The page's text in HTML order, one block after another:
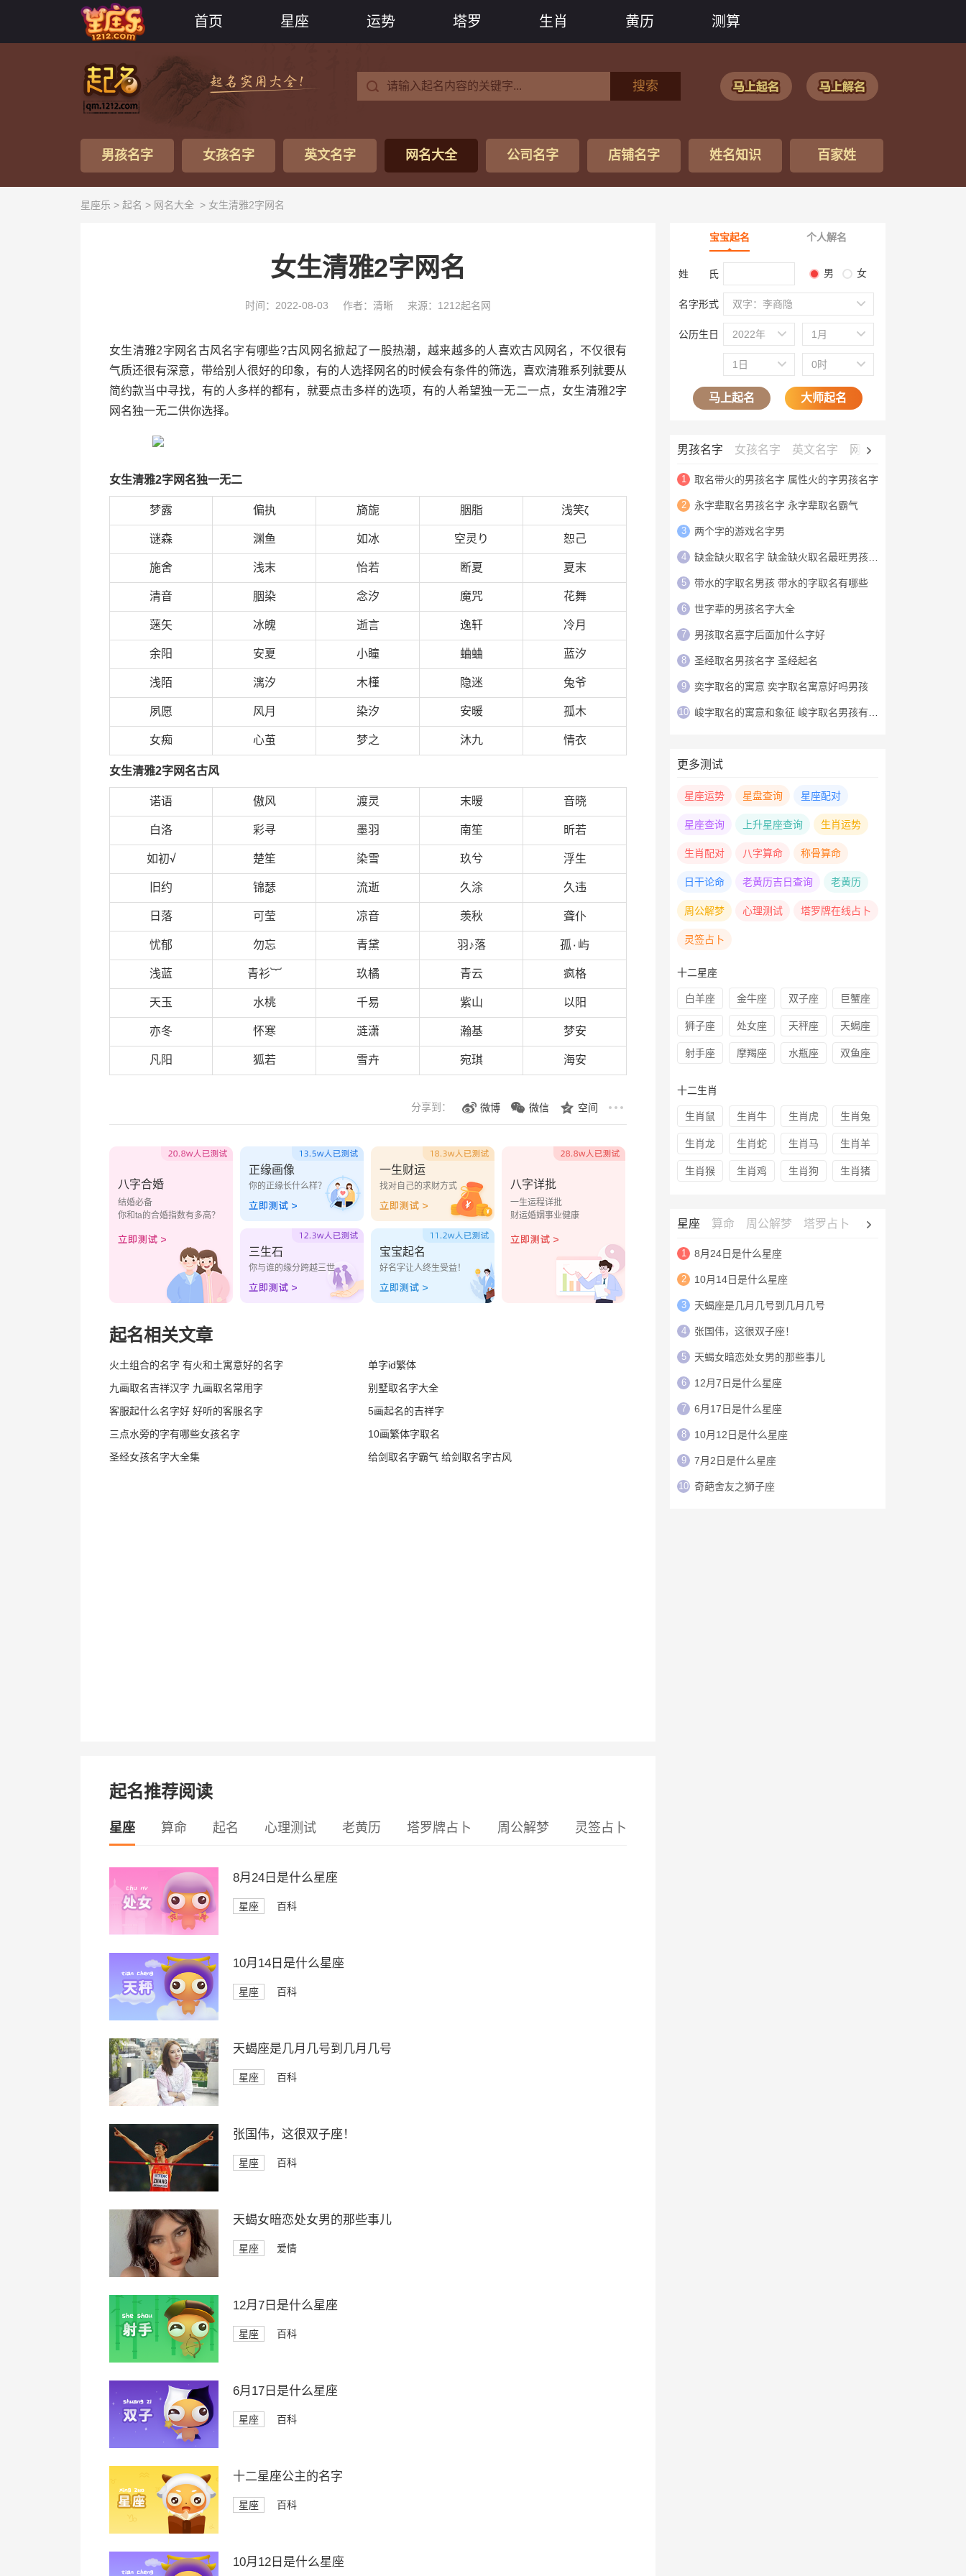
首页 星座 运势 塔罗 生肖 黄历 测算
搜索
男孩名字 女孩名字 英文名字 网名大全 公司名字 店铺名字 姓名知识 百家姓
星座乐 > 起名 > 网名大全 > 女生清雅2字网名
女生清雅2字网名
时间：2022-08-03 作者：清晰 来源：1212起名网
女生清雅2字网名古风名字有哪些?古风网名掀起了一股热潮，越来越多的人喜欢古风网名，不仅很有
气质还很有深意，带给别人很好的印象，有的人选择网名的时候会有条件的筛选，喜欢清雅系列就要从
简约款当中寻找，有的人多样的都有，就要点击多样的选项，有的人希望独一无二一点，女生清雅2字
网名独一无二供你选择。
女生清雅2字网名独一无二
梦露 偏执 旖旎 胭脂 浅笑ζ
谜森 渊鱼 如冰 空灵り 恕己
施舍 浅末 怡若 断夏 夏末
清音 胭染 念汐 魔咒 花舞
蒾矢 冰魄 逝言 逸轩 冷月
余阳 安夏 小瞳 蛐蛐 蓝汐
浅陌 漓汐 木槿 隐迷 兔爷
夙愿 风月 染汐 安暖 孤木
女痴 心茧 梦之 沐九 情衣
女生清雅2字网名古风
诺语 傲风 渡灵 末暧 音晓
白洛 彩寻 墨羽 南笙 昕若
如初√ 楚笙 染雪 玖兮 浮生
旧约 锦瑟 流逝 久涂 久违
日落 可莹 凉音 羡秋 聋仆
忧郁 勿忘 青黛 羽♪落 孤 ۰ 屿
浅蓝 青衫︸ 玖橘 青云 疯格
天玉 水桃 千易 紫山 以阳
亦冬 怀寒 涟潇 瀚基 梦安
凡阳 狐若 雪卉 宛琪 海安
分享到： 微博 微信 空间
八字合婚
结婚必备
你和ta的合婚指数有多高？
正缘画像
你的正缘长什么样？
一生财运
找对自己的求财方式
三生石
你与谁的缘分跨越三世
宝宝起名
好名字让人终生受益！
八字详批
一生运程详批
财运婚姻事业健康
起名相关文章
火土组合的名字 有火和土寓意好的名字
单字id繁体
九画取名吉祥汉字 九画取名常用字
别墅取名字大全
客服起什么名字好 好听的客服名字
5画起名的吉祥字
三点水旁的字有哪些女孩名字
10画繁体字取名
圣经女孩名字大全集
给剑取名字霸气 给剑取名字古风
起名推荐阅读
星座 算命 起名 心理测试 老黄历 塔罗牌占卜 周公解梦 灵签占卜
8月24日是什么星座
星座 百科
10月14日是什么星座
星座 百科
天蝎座是几月几号到几月几号
星座 百科
张国伟，这很双子座！
星座 百科
天蝎女暗恋处女男的那些事儿
星座 爱情
12月7日是什么星座
星座 百科
6月17日是什么星座
星座 百科
十二星座公主的名字
星座 百科
10月12日是什么星座
宝宝起名 个人解名
姓 氏 男 女
名字形式 双字：李商隐
公历生日 2022年 1月
1日 0时
马上起名 大师起名
男孩名字 女孩名字 英文名字 网名大全
1 取名带火的男孩名字 属性火的字男孩名字
2 永字辈取名男孩名字 永字辈取名霸气
3 两个字的游戏名字男
4 缺金缺火取名字 缺金缺火取名最旺男孩名字
5 带水的字取名男孩 带水的字取名有哪些
6 世字辈的男孩名字大全
7 男孩取名嘉字后面加什么字好
8 圣经取名男孩名字 圣经起名
9 奕字取名的寓意 奕字取名寓意好吗男孩
10 峻字取名的寓意和象征 峻字取名男孩有寓意
更多测试
星座运势 星盘查询 星座配对
星座查询 上升星座查询 生肖运势
生肖配对 八字算命 称骨算命
日干论命 老黄历吉日查询 老黄历
周公解梦 心理测试 塔罗牌在线占卜
灵签占卜
十二星座
白羊座 金牛座 双子座 巨蟹座
狮子座 处女座 天秤座 天蝎座
射手座 摩羯座 水瓶座 双鱼座
十二生肖
生肖鼠 生肖牛 生肖虎 生肖兔
生肖龙 生肖蛇 生肖马 生肖羊
生肖猴 生肖鸡 生肖狗 生肖猪
星座 算命 周公解梦 塔罗占卜 心理测试
1 8月24日是什么星座
2 10月14日是什么星座
3 天蝎座是几月几号到几月几号
4 张国伟，这很双子座！
5 天蝎女暗恋处女男的那些事儿
6 12月7日是什么星座
7 6月17日是什么星座
8 10月12日是什么星座
9 7月2日是什么星座
10 奇葩舍友之狮子座